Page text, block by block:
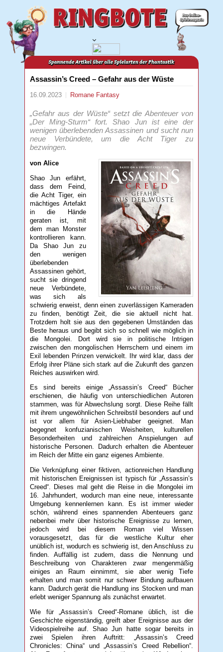
Assassin’s Creed – Gefahr aus der Wüste
16.09.2023 Romane Fantasy
„Gefahr aus der Wüste“ setzt die Abenteuer von
„Der Ming-Sturm“ fort. Shao Jun ist eine der
wenigen überlebenden Assassinen und sucht nun
neue Verbündete, um die Acht Tiger zu
bezwingen.
von Alice
Shao Jun erfährt,
dass dem Feind,
die Acht Tiger, ein
mächtiges Artefakt
in die Hände
geraten ist, mit
dem man Monster
kontrollieren kann.
Da Shao Jun zu
den wenigen
überlebenden
Assassinen gehört,
sucht sie dringend
neue Verbündete,
was sich als
schwierig erweist, denn einen zuverlässigen Kameraden
zu finden, benötigt Zeit, die sie aktuell nicht hat.
Trotzdem holt sie aus den gegebenen Umständen das
Beste heraus und begibt sich so schnell wie möglich in
die Mongolei. Dort wird sie in politische Intrigen
zwischen den mongolischen Herrschern und einem im
Exil lebenden Prinzen verwickelt. Ihr wird klar, dass der
Erfolg ihrer Pläne sich stark auf die Zukunft des ganzen
Reiches auswirken wird.
Es sind bereits einige „Assassin’s Creed“ Bücher
erschienen, die häufig von unterschiedlichen Autoren
stammen, was für Abwechslung sorgt. Diese Reihe fällt
mit ihrem ungewöhnlichen Schreibstil besonders auf und
ist vor allem für Asien-Liebhaber geeignet. Man
begegnet konfuzianischen Weisheiten, kulturellen
Besonderheiten und zahlreichen Anspielungen auf
historische Personen. Dadurch erhalten die Abenteuer
im Reich der Mitte ein ganz eigenes Ambiente.
Die Verknüpfung einer fiktiven, actionreichen Handlung
mit historischen Ereignissen ist typisch für „Assassin’s
Creed“. Dieses mal geht die Reise in die Mongolei im
16. Jahrhundert, wodurch man eine neue, interessante
Umgebung kennenlernen kann. Es ist immer wieder
schön, während eines spannenden Abenteuers ganz
nebenbei mehr über historische Ereignisse zu lernen,
jedoch wird bei diesem Roman viel Wissen
vorausgesetzt, das für die westliche Kultur eher
unüblich ist, wodurch es schwierig ist, den Anschluss zu
finden. Auffällig ist zudem, dass die Nennung und
Beschreibung von Charakteren zwar mengenmäßig
einiges an Raum einnimmt, sie aber wenig Tiefe
erhalten und man somit nur schwer Bindung aufbauen
kann. Dadurch gerät die Handlung ins Stocken und man
erlebt weniger Spannung als zunächst erwartet.
Wie für „Assassin’s Creed“-Romane üblich, ist die
Geschichte eigenständig, greift aber Ereignisse aus der
Videospielreihe auf. Shao Jun hatte sogar bereits in
zwei Spielen ihren Auftritt: „Assassin’s Creed
Chronicles: China“ und „Assassin’s Creed Rebellion“.